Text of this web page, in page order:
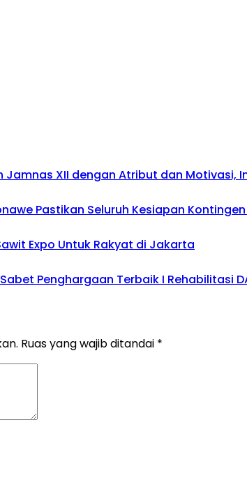
Jamnas XII dengan Atribut dan Motivasi,
Pastikan Seluruh Kesiapan
Expo Untuk Rakyat di Jakarta
Penghargaan Terbaik I Rehabilitasi
Ruas yang wajib ditandai *